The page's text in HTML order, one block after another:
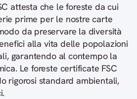
attesta che le foreste da cui
prime per le nostre carte
da preservare la diversità
alla vita delle popolazioni
garantendo al contempo la
Le foreste certificate FSC
rigorosi standard ambientali,